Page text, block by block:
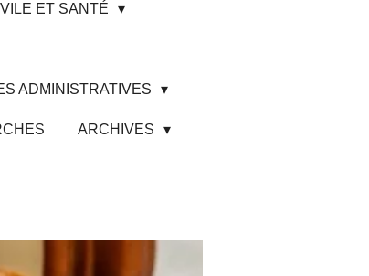
ET SANTÉ
ADMINISTRATIVES
ARCHIVES